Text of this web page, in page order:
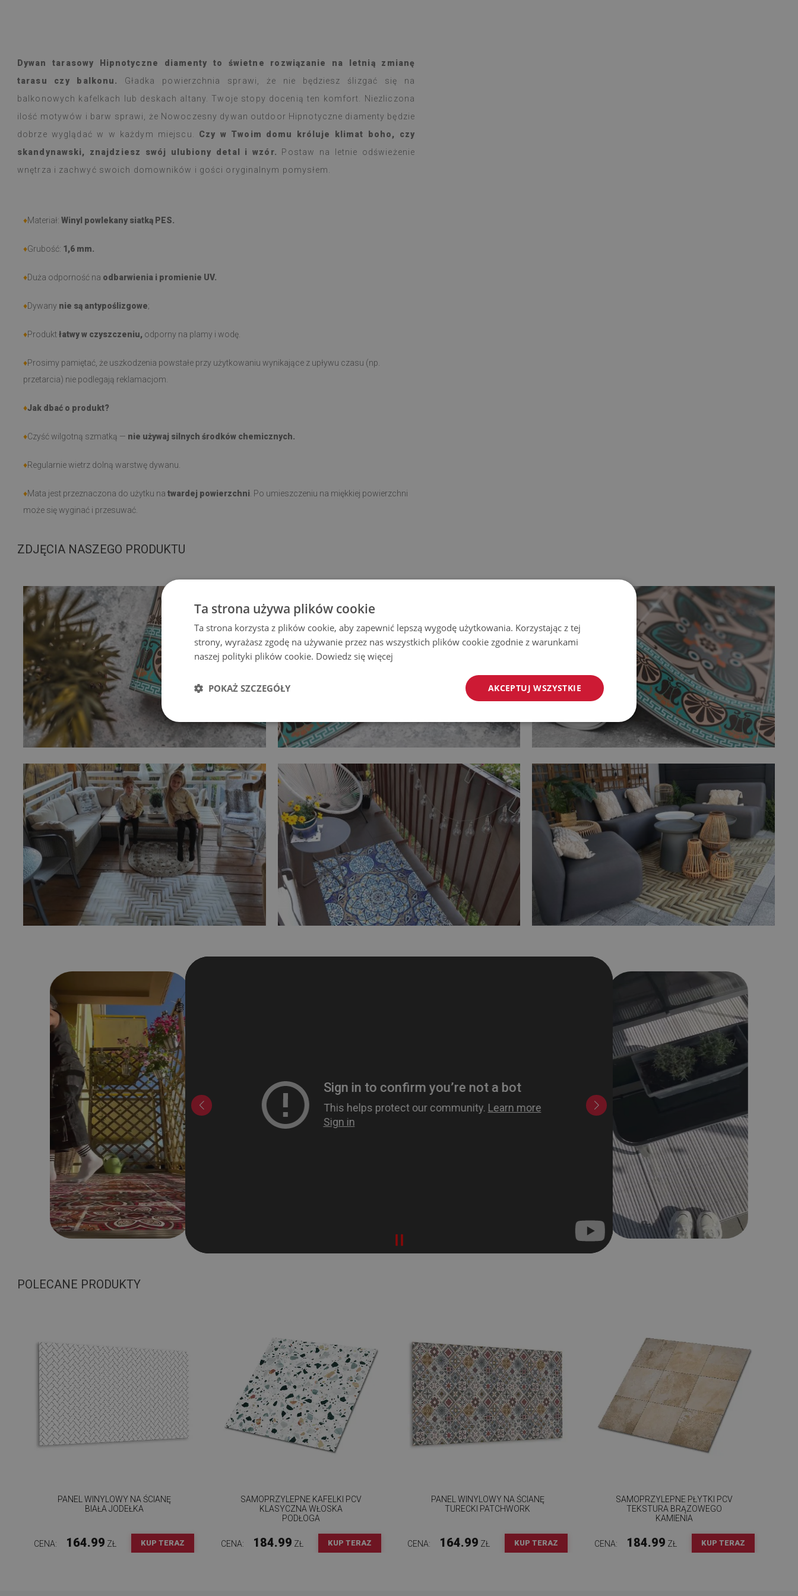
Dywan tarasowy Hipnotyczne diamenty to świetne rozwiązanie na letnią zmianę
tarasu czy balkonu.
Gładka powierzchnia sprawi, że nie będziesz ślizgać się na
balkonowych kafelkach lub deskach altany. Twoje stopy docenią ten komfort. Niezliczona
ilość motywów i barw sprawi, że Nowoczesny dywan outdoor Hipnotyczne diamenty będzie
dobrze wyglądać w w każdym miejscu.
Czy w Twoim domu króluje klimat boho, czy
skandynawski, znajdziesz swój ulubiony detal i wzór.
Postaw na letnie odświeżenie
wnętrza i zachwyć swoich domowników i gości oryginalnym pomysłem.
♦Materiał: Winyl powlekany siatką PES.
♦Grubość: 1,6 mm.
♦Duża odporność na odbarwienia i promienie UV.
♦Dywany nie są antypoślizgowe;
♦Produktłatwy w czyszczeniu, odporny na plamy i wodę.
♦Prosimy pamiętać, że uszkodzenia powstałe przy użytkowaniu wynikające z upływu czasu (np.
przetarcia) nie podlegają reklamacjom.
♦Jak dbać o produkt?
♦Czyść wilgotną szmatką — nie używaj silnych środków chemicznych.
♦Regularnie wietrz dolną warstwę dywanu.
♦Mata jest przeznaczona do użytku na twardej powierzchni . Po umieszczeniu na miękkiej powierzchni
może się wyginać i przesuwać.
ZDJĘCIA NASZEGO PRODUKTU
POLECANE PRODUKTY
PANEL WINYLOWY NA ŚCIANĘ
BIAŁA JODEŁKA
CENA: 164.99 ZŁ KUP TERAZ
SAMOPRZYLEPNE KAFELKI PCV
KLASYCZNA WŁOSKA
PODŁOGA
CENA: 184.99 ZŁ KUP TERAZ
PANEL WINYLOWY NA ŚCIANĘ
TURECKI PATCHWORK
CENA: 164.99 ZŁ KUP TERAZ
SAMOPRZYLEPNE PŁYTKI PCV
TEKSTURA BRĄZOWEGO
KAMIENIA
CENA: 184.99 ZŁ KUP TERAZ
Ta strona używa plików cookie
Ta strona korzysta z plików cookie, aby zapewnić lepszą wygodę użytkowania. Korzystając z tej
strony, wyrażasz zgodę na używanie przez nas wszystkich plików cookie zgodnie z warunkami
naszej polityki plików cookie. Dowiedz się więcej
AKCEPTUJ WSZYSTKIE
POKAŻ SZCZEGÓŁY